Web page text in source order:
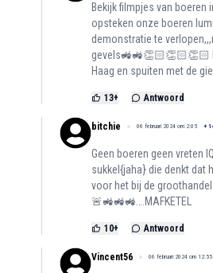
Bekijk filmpjes van boeren
opsteken onze boeren
demonstratie te
gevels🚜🚜👏🏻👏🏻👏🏻
Haag en spuiten met de
13+ Antwoord
bitchie 06 februari 2024 om 2:05 +
Geen boeren geen vreten
sukkel{jaha} die denkt dat
voor het bij de
🚨🚜🚜🚜….MAFKETEL
10+ Antwoord
Vincent56 06 februari 2024 om 12:55